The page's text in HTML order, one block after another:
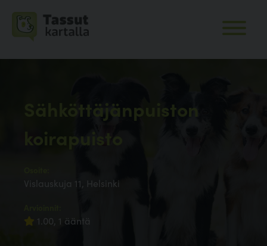
Sähköttäjänpuiston
koirapuisto
Vislauskuja 11, Helsinki
1.00, 1 ääntä